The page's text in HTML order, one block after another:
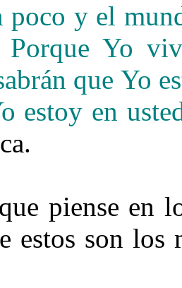
poco y el
Yo
que Yo
estoy en
piense en
estos son los